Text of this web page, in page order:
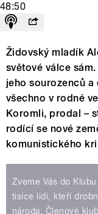
48:50
Židovský mladík
světové válce
jeho sourozenců
všechno v rodné
Koromli, prodal –
rodící se nové
komunistického
Zveme Vás do
tisíce lidí, kteří
národa. Členové